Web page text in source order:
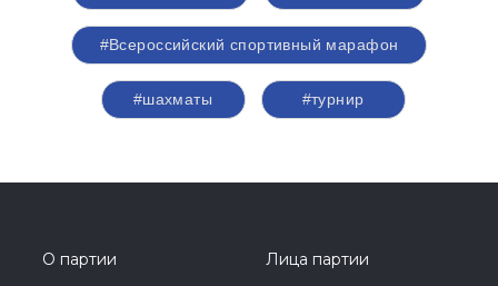
#Всероссийский спортивный марафон
#шахматы #турнир
О партии
Лица партии